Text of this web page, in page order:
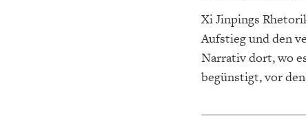
Xi Jinpings
Aufstieg und den
Narrativ dort, wo
begünstigt, vor